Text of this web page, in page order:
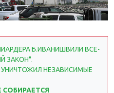
Б.ИВАНИШВИЛИ ВСЕ-
ЗАКОН".
НЕЗАВИСИМЫЕ
СОБИРАЕТСЯ